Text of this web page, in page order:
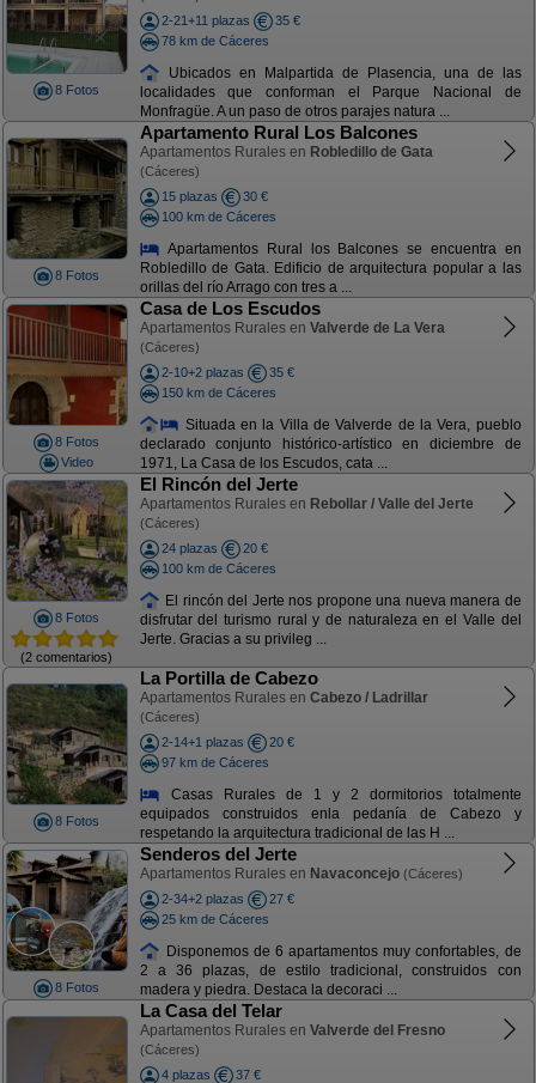
8 Fotos
2-21+11 plazas
35 €
78 km de Cáceres
Ubicados en Malpartida de Plasencia, una de las
localidades que conforman el Parque Nacional de
Monfragüe. A un paso de otros parajes natura ...
8 Fotos
Apartamento Rural Los Balcones
Apartamentos Rurales en Robledillo de Gata
(Cáceres)
15 plazas
30 €
100 km de Cáceres
Apartamentos Rural los Balcones se encuentra en
Robledillo de Gata. Edificio de arquitectura popular a las
orillas del río Arrago con tres a ...
8 Fotos
Video
Casa de Los Escudos
Apartamentos Rurales en Valverde de La Vera
(Cáceres)
2-10+2 plazas
35 €
150 km de Cáceres
Situada en la Villa de Valverde de la Vera, pueblo
declarado conjunto histórico-artístico en diciembre de
1971, La Casa de los Escudos, cata ...
8 Fotos
(2 comentarios)
El Rincón del Jerte
Apartamentos Rurales en Rebollar / Valle del Jerte
(Cáceres)
24 plazas
20 €
100 km de Cáceres
El rincón del Jerte nos propone una nueva manera de
disfrutar del turismo rural y de naturaleza en el Valle del
Jerte. Gracias a su privileg ...
8 Fotos
La Portilla de Cabezo
Apartamentos Rurales en Cabezo / Ladrillar
(Cáceres)
2-14+1 plazas
20 €
97 km de Cáceres
Casas Rurales de 1 y 2 dormitorios totalmente
equipados construidos enla pedanía de Cabezo y
respetando la arquitectura tradicional de las H ...
8 Fotos
Senderos del Jerte
Apartamentos Rurales en Navaconcejo (Cáceres)
2-34+2 plazas
27 €
25 km de Cáceres
Disponemos de 6 apartamentos muy confortables, de
2 a 36 plazas, de estilo tradicional, construidos con
madera y piedra. Destaca la decoraci ...
La Casa del Telar
Apartamentos Rurales en Valverde del Fresno
(Cáceres)
4 plazas
37 €